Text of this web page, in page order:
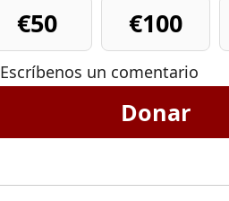
€50
€100
Escríbenos un comentario
Donar